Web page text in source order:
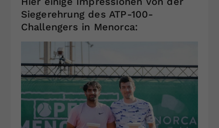
Siegerehrung des ATP-100-
Challengers in Menorca: